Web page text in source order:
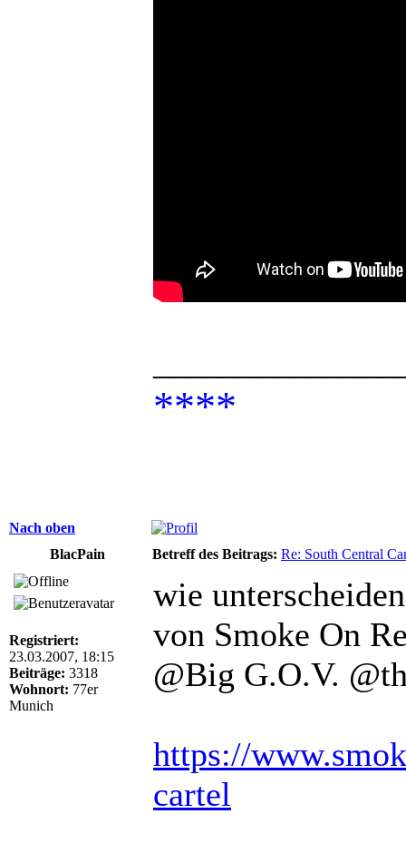
****
Nach oben
BlacPain
Betreff des Beitrags: Re: South Central
Registriert:
23.03.2007, 18:15
Beiträge: 3318
Wohnort: 77er
Munich
wie
von Smoke On
@Big G.O.V.
https://
cartel